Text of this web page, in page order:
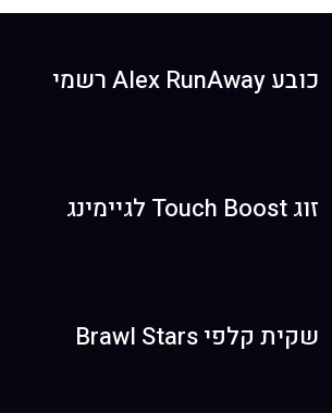
כובע Alex RunAway רשמי
זוג Touch Boost לגיימינג
שקית קלפי Brawl Stars